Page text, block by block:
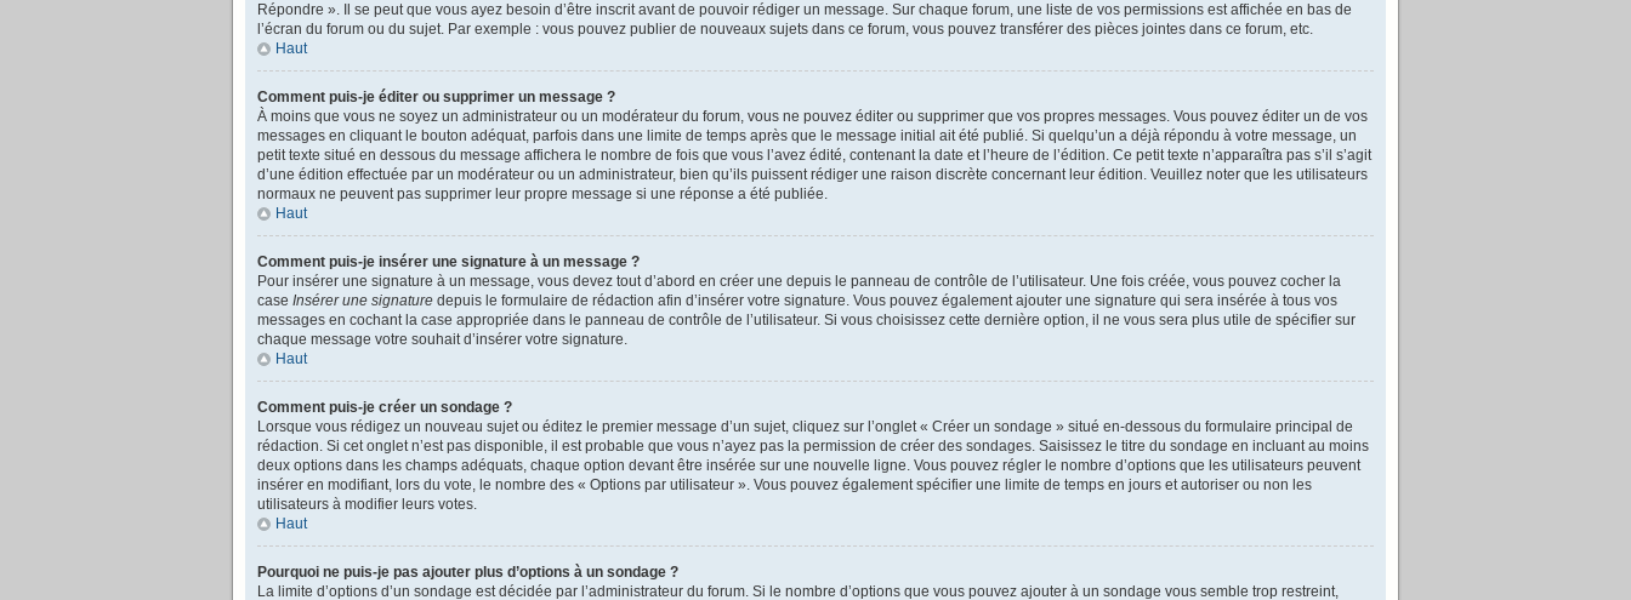
Répondre ». Il se peut que vous ayez besoin d’être inscrit avant de pouvoir rédiger un message. Sur chaque forum, une liste de vos permissions est affichée en bas de
l’écran du forum ou du sujet. Par exemple : vous pouvez publier de nouveaux sujets dans ce forum, vous pouvez transférer des pièces jointes dans ce forum, etc.
Haut
Comment puis-je éditer ou supprimer un message ?
À moins que vous ne soyez un administrateur ou un modérateur du forum, vous ne pouvez éditer ou supprimer que vos propres messages. Vous pouvez éditer un de vos
messages en cliquant le bouton adéquat, parfois dans une limite de temps après que le message initial ait été publié. Si quelqu’un a déjà répondu à votre message, un
petit texte situé en dessous du message affichera le nombre de fois que vous l’avez édité, contenant la date et l’heure de l’édition. Ce petit texte n’apparaîtra pas s’il s’agit
d’une édition effectuée par un modérateur ou un administrateur, bien qu’ils puissent rédiger une raison discrète concernant leur édition. Veuillez noter que les utilisateurs
normaux ne peuvent pas supprimer leur propre message si une réponse a été publiée.
Haut
Comment puis-je insérer une signature à un message ?
Pour insérer une signature à un message, vous devez tout d’abord en créer une depuis le panneau de contrôle de l’utilisateur. Une fois créée, vous pouvez cocher la
case Insérer une signature depuis le formulaire de rédaction afin d’insérer votre signature. Vous pouvez également ajouter une signature qui sera insérée à tous vos
messages en cochant la case appropriée dans le panneau de contrôle de l’utilisateur. Si vous choisissez cette dernière option, il ne vous sera plus utile de spécifier sur
chaque message votre souhait d’insérer votre signature.
Haut
Comment puis-je créer un sondage ?
Lorsque vous rédigez un nouveau sujet ou éditez le premier message d’un sujet, cliquez sur l’onglet « Créer un sondage » situé en-dessous du formulaire principal de
rédaction. Si cet onglet n’est pas disponible, il est probable que vous n’ayez pas la permission de créer des sondages. Saisissez le titre du sondage en incluant au moins
deux options dans les champs adéquats, chaque option devant être insérée sur une nouvelle ligne. Vous pouvez régler le nombre d’options que les utilisateurs peuvent
insérer en modifiant, lors du vote, le nombre des « Options par utilisateur ». Vous pouvez également spécifier une limite de temps en jours et autoriser ou non les
utilisateurs à modifier leurs votes.
Haut
Pourquoi ne puis-je pas ajouter plus d’options à un sondage ?
La limite d’options d’un sondage est décidée par l’administrateur du forum. Si le nombre d’options que vous pouvez ajouter à un sondage vous semble trop restreint,